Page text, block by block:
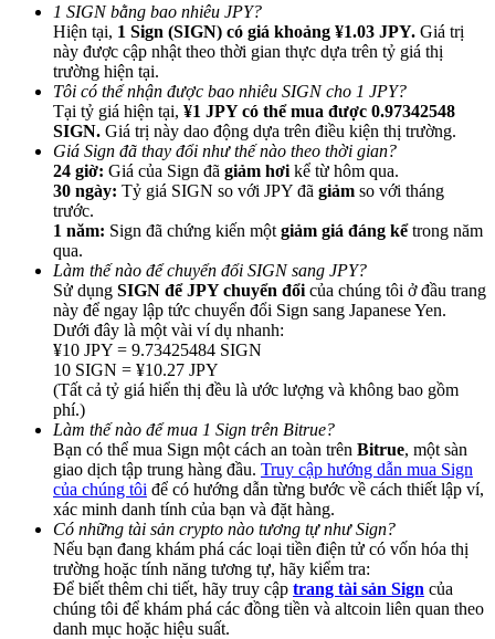
Giới thiệu
Mời một người bạn để nhận phần thưởng tiền mặt
Deposit CASHCAT & Win
Deposit CASHCAT & Win
Share 500000 CASHCAT prize pool
1 SIGN bằng bao nhiêu JPY?
Hiện tại, 1 Sign (SIGN) có giá khoảng ¥1.03 JPY. Giá trị
này được cập nhật theo thời gian thực dựa trên tỷ giá thị
trường hiện tại.
Tôi có thể nhận được bao nhiêu SIGN cho 1 JPY?
Tại tỷ giá hiện tại, ¥1 JPY có thể mua được 0.97342548
SIGN. Giá trị này dao động dựa trên điều kiện thị trường.
Giá Sign đã thay đổi như thế nào theo thời gian?
24 giờ: Giá của Sign đã giảm hơi kể từ hôm qua.
30 ngày: Tỷ giá SIGN so với JPY đã giảm so với tháng
trước.
1 năm: Sign đã chứng kiến một giảm giá đáng kểtrong năm
qua.
Làm thế nào để chuyển đổi SIGN sang JPY?
Sử dụng SIGN để JPY chuyển đổi của chúng tôi ở đầu trang
này để ngay lập tức chuyển đổi Sign sang Japanese Yen.
Dưới đây là một vài ví dụ nhanh:
¥10 JPY = 9.73425484 SIGN
10 SIGN = ¥10.27 JPY
(Tất cả tỷ giá hiển thị đều là ước lượng và không bao gồm
phí.)
Làm thế nào để mua 1 Sign trên Bitrue?
Bạn có thể mua Sign một cách an toàn trên Bitrue, một sàn
giao dịch tập trung hàng đầu. Truy cập hướng dẫn mua Sign
của chúng tôi để có hướng dẫn từng bước về cách thiết lập ví,
xác minh danh tính của bạn và đặt hàng.
Có những tài sản crypto nào tương tự như Sign?
Nếu bạn đang khám phá các loại tiền điện tử có vốn hóa thị
trường hoặc tính năng tương tự, hãy kiểm tra:
Để biết thêm chi tiết, hãy truy cập trang tài sản Sign của
chúng tôi để khám phá các đồng tiền và altcoin liên quan theo
danh mục hoặc hiệu suất.